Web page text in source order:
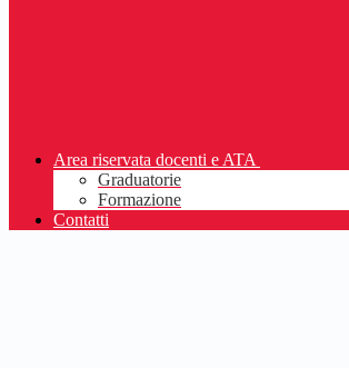
Area riservata docenti e ATA
Graduatorie
Formazione
Contatti